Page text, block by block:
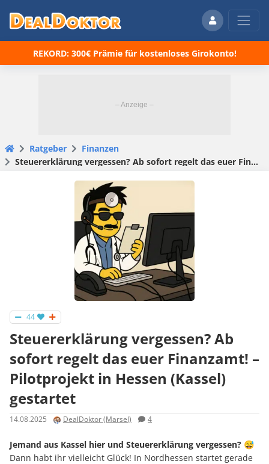
REKORD: 300€ Prämie für kostenloses Girokonto!
Ratgeber
Finanzen
Steuererklärung vergessen? Ab sofort regelt das euer Finanzamt! – Pilotprojekt in Hessen (Kassel) gestartet
44
Steuererklärung vergessen? Ab
sofort regelt das euer Finanzamt! –
Pilotprojekt in Hessen (Kassel)
gestartet
14.08.2025 DealDoktor (Marsel) 4
Jemand aus Kassel hier und Steuererklärung vergessen? 😅
Dann habt ihr vielleicht Glück! In Nordhessen startet gerade